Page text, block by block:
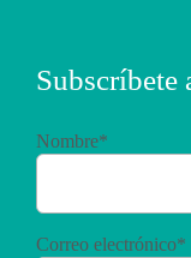
Subscríbete
Nombre*
Correo electrónico*